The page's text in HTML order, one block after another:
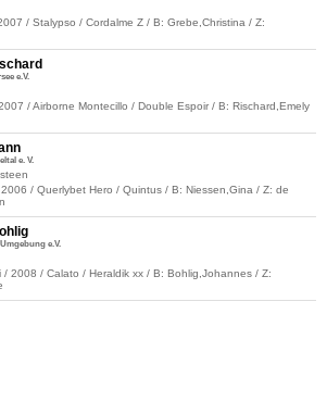
/ Stalypso / Cordalme Z / B: Grebe,Christina / Z:
e.V.
/ Airborne Montecillo / Double Espoir / B: Rischard,Emely
e. V.
/ Querlybet Hero / Quintus / B: Niessen,Gina / Z: de
e.V.
/ 2008 / Calato / Heraldik xx / B: Bohlig,Johannes / Z: